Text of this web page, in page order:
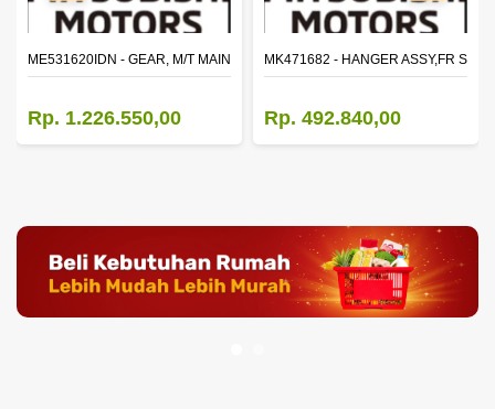
2ND SPEED (M035S5)
ME531620IDN - GEAR, M/T MAIN SHAFT REVERSE
Rp. 1.226.550,00
MK471682 - HANGER ASSY,FR
Rp. 492.840,00